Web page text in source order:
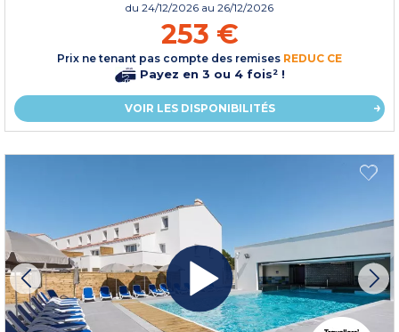
du 24/12/2026 au 26/12/2026
253 €
Prix ne tenant pas compte des remises REDUC CE
Payez en 3 ou 4 fois² !
VOIR LES DISPONIBILITÉS